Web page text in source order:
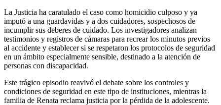
La Justicia ha caratulado el caso como homicidio culposo y ya
imputó a una guardavidas y a dos cuidadores, sospechosos de
incumplir sus deberes de cuidado. Los investigadores analizan
testimonios y registros de cámaras para recrear los minutos previos
al accidente y establecer si se respetaron los protocolos de seguridad
en un ámbito especialmente sensible, destinado a la atención de
personas con discapacidad.
Este trágico episodio reavivó el debate sobre los controles y
condiciones de seguridad en este tipo de instituciones, mientras la
familia de Renata reclama justicia por la pérdida de la adolescente.